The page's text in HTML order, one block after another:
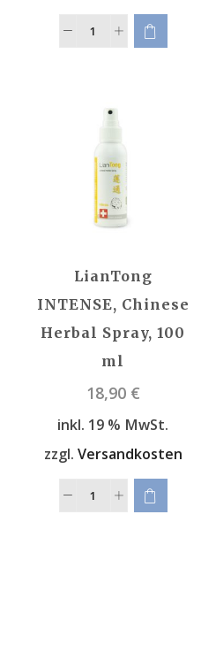
LianTong
INTENSE, Chinese
Herbal Spray, 100
ml
18,90 €
inkl. 19 % MwSt.
zzgl. Versandkosten